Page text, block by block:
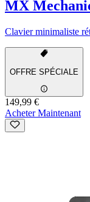
MX
Clavier minimaliste
OFFRE SPÉCIALE
149,99 €
Acheter Maintenant